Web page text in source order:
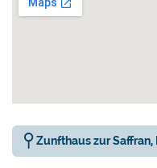
einfach weggespült
Einführung:
Zunfthaus zur